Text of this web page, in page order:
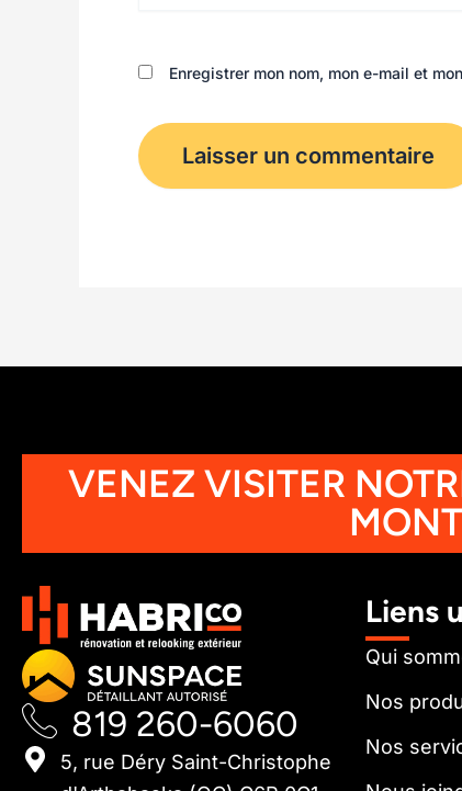
Enregistrer mon nom, mon e-mail et
VENEZ VISITER
819 260-6060
5, rue Déry Saint-Christophe
Liens
Qui
Nos
Nos